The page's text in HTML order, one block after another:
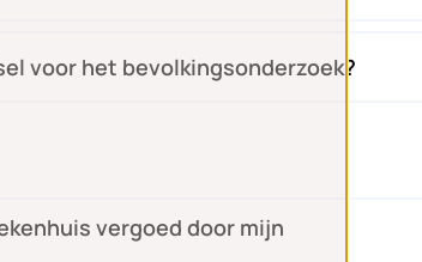
voor het bevolkingsonderzoek?
vergoed door mijn